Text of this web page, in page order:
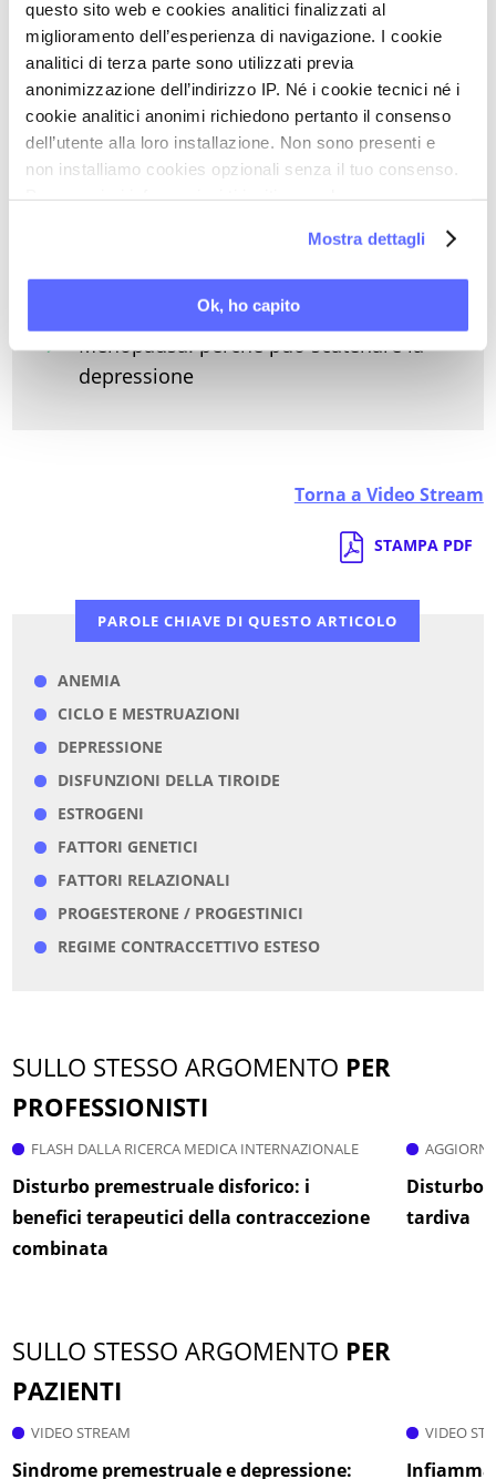
questo sito web e cookies analitici finalizzati al
miglioramento dell’esperienza di navigazione. I cookie
analitici di terza parte sono utilizzati previa
anonimizzazione dell’indirizzo IP. Né i cookie tecnici né i
cookie analitici anonimi richiedono pertanto il consenso
dell’utente alla loro installazione. Non sono presenti e
non installiamo cookies opzionali senza il tuo consenso.
Mostra dettagli
Ok, ho capito
Depressione: i fattori prenatali
Depressione post parto: perché può
trasmettersi al neonato
Depressione: perché può manifestarsi
prima delle mestruazioni
Depressione post parto: tutti i fattori di
Incontinenza post parto: dalla
depressione alla guarigione
Menopausa: perché può scatenare la
depressione
Torna a Video Stream
STAMPA PDF
PAROLE CHIAVE DI QUESTO ARTICOLO
ANEMIA
CICLO E MESTRUAZIONI
DEPRESSIONE
DISFUNZIONI DELLA TIROIDE
ESTROGENI
FATTORI GENETICI
FATTORI RELAZIONALI
PROGESTERONE / PROGESTINICI
REGIME CONTRACCETTIVO ESTESO
SULLO STESSO ARGOMENTO PER
PROFESSIONISTI
FLASH DALLA RICERCA MEDICA INTERNAZIONALE
Disturbo premestruale disforico: i
benefici terapeutici della contraccezione
combinata
Disturbo
tardiva
SULLO STESSO ARGOMENTO PER
PAZIENTI
VIDEO STREAM
Sindrome premestruale e depressione:
VIDEO